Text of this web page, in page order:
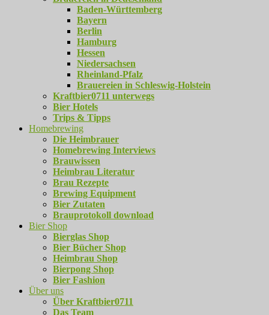
Baden-Württemberg
Bayern
Berlin
Hamburg
Hessen
Niedersachsen
Rheinland-Pfalz
Brauereien in Schleswig-Holstein
Kraftbier0711 unterwegs
Bier Hotels
Trips & Tipps
Homebrewing
Die Heimbrauer
Homebrewing Interviews
Brauwissen
Heimbrau Literatur
Brau Rezepte
Brewing Equipment
Bier Zutaten
Brauprotokoll download
Bier Shop
Bierglas Shop
Bier Bücher Shop
Heimbrau Shop
Bierpong Shop
Bier Fashion
Über uns
Über Kraftbier0711
Das Team